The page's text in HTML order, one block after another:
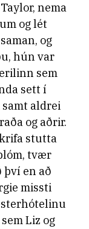
nema
og lét
og
hún var
sem
sett í
aldrei
og aðrir.
stutta
tvær
því en að
missti
Liz og